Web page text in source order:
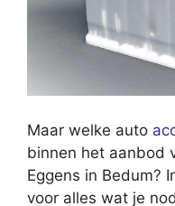
Maar welke auto
binnen het aanbod
Eggens in Bedum?
voor alles wat je